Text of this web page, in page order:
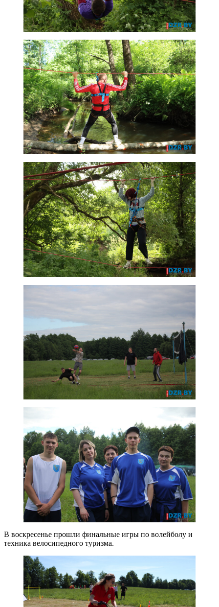
В воскресенье прошли финальные игры по волейболу и
техника велосипедного туризма.